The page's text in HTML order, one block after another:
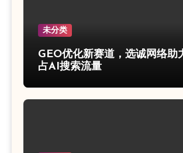
未分类
GEO优化新赛道，选诚网络助
占AI搜索流量